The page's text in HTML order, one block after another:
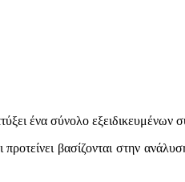
ένα σύνολο
προτείνει βασίζονται στην